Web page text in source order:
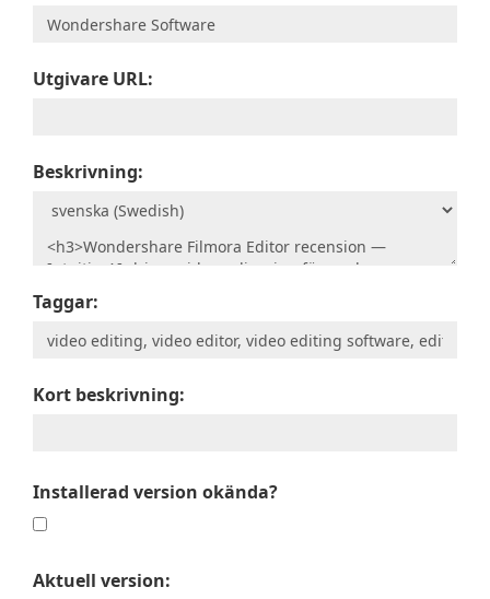
Utgivare URL:
Beskrivning:
Taggar:
Kort beskrivning:
Installerad version okända?
Aktuell version: